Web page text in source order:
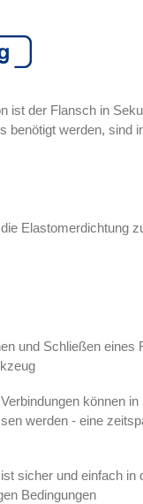
ist der Flansch in
benötigt werden,
Elastomerdichtung
und Schließen eines
können in
werden - eine
sicher und einfach in
Bedingungen